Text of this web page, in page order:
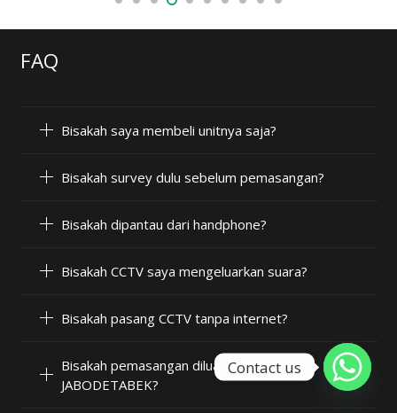
FAQ
Bisakah saya membeli unitnya saja?
Bisakah survey dulu sebelum pemasangan?
Bisakah dipantau dari handphone?
Bisakah CCTV saya mengeluarkan suara?
Bisakah pasang CCTV tanpa internet?
Bisakah pemasangan diluar wilayah
JABODETABEK?
Contact us